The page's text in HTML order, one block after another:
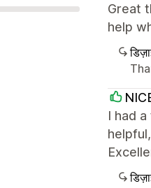
Great
help
I had